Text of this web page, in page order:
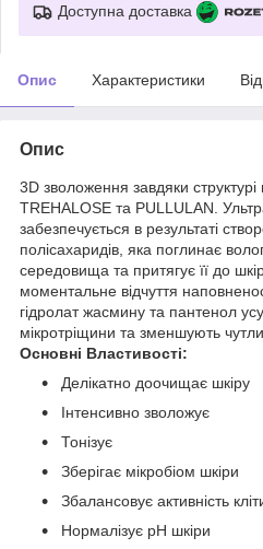
Доступна доставка
Опис Характеристики
Опис
3D зволоження завдяки
TREHALOSE та PULLULAN.
забезпечується в результаті
полісахаридів, яка поглинає
середовища та притягує її до
моментальне відчуття
гідролат жасмину та пантенол
мікротріщини та зменшують
Основні Властивості:
Делікатно доочищає шкіру
Інтенсивно зволожує
Тонізує
Зберігає мікробіом шкіри
Збалансовує активність
Нормалізує рН шкіри